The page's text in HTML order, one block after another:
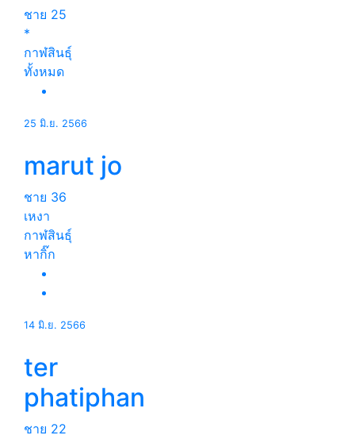
ชาย 25
*
กาฬสินธุ์
ทั้งหมด
25 มิ.ย. 2566
marut jo
ชาย 36
เหงา
กาฬสินธุ์
หากิ๊ก
14 มิ.ย. 2566
ter
phatiphan
ชาย 22